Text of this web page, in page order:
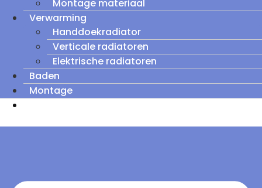
Montage materiaal
Verwarming
Handdoekradiator
Verticale radiatoren
Elektrische radiatoren
Baden
Montage